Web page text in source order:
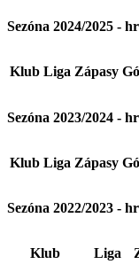
Sezóna 2024/2025 -
Klub Liga Zápasy
Sezóna 2023/2024 -
Klub Liga Zápasy
Sezóna 2022/2023 -
Klub Liga